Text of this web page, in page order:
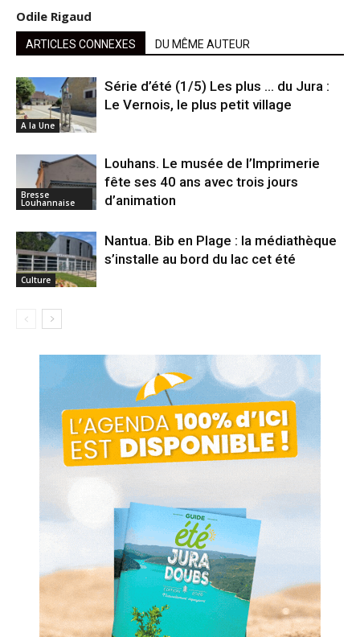
Odile Rigaud
ARTICLES CONNEXES DU MÊME AUTEUR
A la Une
Série d’été (1/5) Les plus … du Jura :
Le Vernois, le plus petit village
Bresse
Louhannaise
Louhans. Le musée de l’Imprimerie
fête ses 40 ans avec trois jours
d’animation
Culture
Nantua. Bib en Plage : la médiathèque
s’installe au bord du lac cet été